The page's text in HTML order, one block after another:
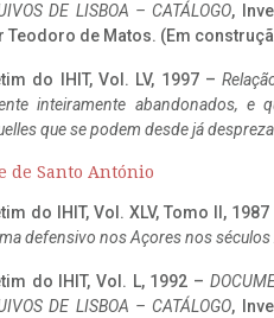
DE LISBOA – CATÁLOGO,
Teodoro de Matos. (Em
do IHIT, Vol. LV, 1997 –
inteiramente abandonados, e
que se podem desde já
de Santo António
do IHIT, Vol. XLV, Tomo II, 1987
defensivo nos Açores nos séculos
do IHIT, Vol. L, 1992 –
DE LISBOA – CATÁLOGO,